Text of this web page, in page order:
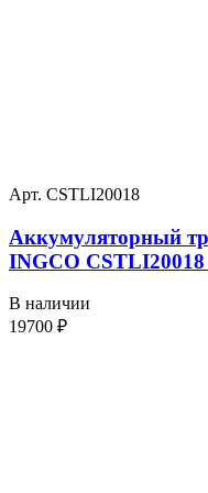
Арт. CSTLI20018
Аккумуляторный
INGCO
В наличии
19700 ₽